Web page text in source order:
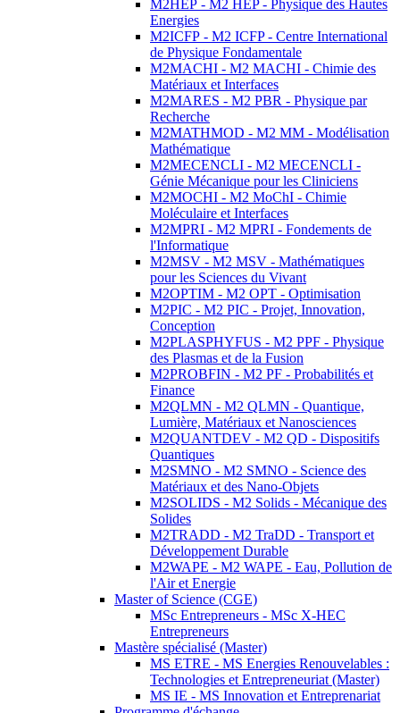
M2HEP - M2 HEP - Physique des Hautes
Energies
M2ICFP - M2 ICFP - Centre International
de Physique Fondamentale
M2MACHI - M2 MACHI - Chimie des
Matériaux et Interfaces
M2MARES - M2 PBR - Physique par
Recherche
M2MATHMOD - M2 MM - Modélisation
Mathématique
M2MECENCLI - M2 MECENCLI -
Génie Mécanique pour les Cliniciens
M2MOCHI - M2 MoChI - Chimie
Moléculaire et Interfaces
M2MPRI - M2 MPRI - Fondements de
l'Informatique
M2MSV - M2 MSV - Mathématiques
pour les Sciences du Vivant
M2OPTIM - M2 OPT - Optimisation
M2PIC - M2 PIC - Projet, Innovation,
Conception
M2PLASPHYFUS - M2 PPF - Physique
des Plasmas et de la Fusion
M2PROBFIN - M2 PF - Probabilités et
Finance
M2QLMN - M2 QLMN - Quantique,
Lumière, Matériaux et Nanosciences
M2QUANTDEV - M2 QD - Dispositifs
Quantiques
M2SMNO - M2 SMNO - Science des
Matériaux et des Nano-Objets
M2SOLIDS - M2 Solids - Mécanique des
Solides
M2TRADD - M2 TraDD - Transport et
Développement Durable
M2WAPE - M2 WAPE - Eau, Pollution de
l'Air et Energie
Master of Science (CGE)
MSc Entrepreneurs - MSc X-HEC
Entrepreneurs
Mastère spécialisé (Master)
MS ETRE - MS Energies Renouvelables :
Technologies et Entrepreneuriat (Master)
MS IE - MS Innovation et Entreprenariat